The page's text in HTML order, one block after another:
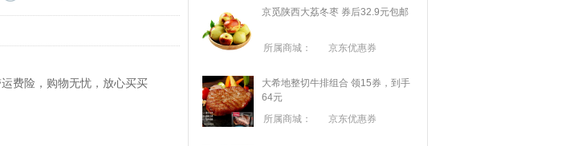
费险，购物无忧，放心买买
京觅陕西大荔冬枣 券后32.9元包邮
所属商城： 京东优惠券
大希地整切牛排组合 领15券，到手
64元
所属商城：
京东优惠券